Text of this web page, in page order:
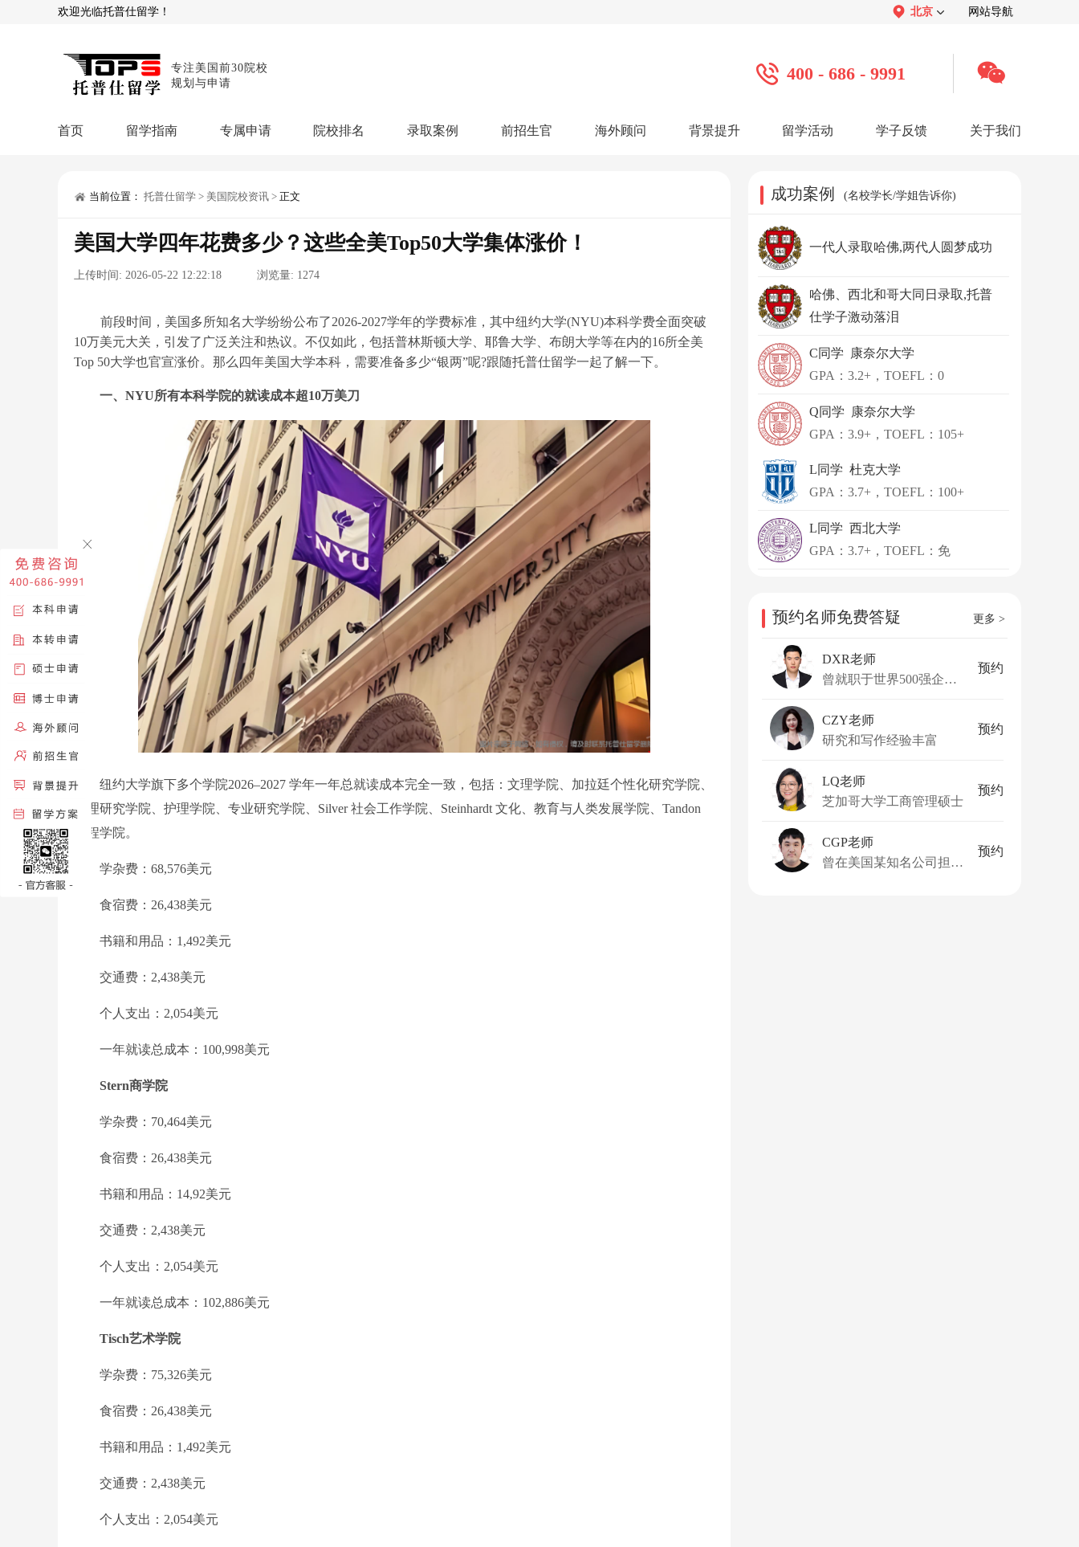
欢迎光临托普仕留学！ 北京 网站导航
专注美国前30院校
规划与申请
400 - 686 - 9991
首页 留学指南
留学攻略
留学资讯 院校资讯
专属申请
本科申请：
博士申请： 博士定制方案
混合申请： 菁英联申计划
留学工具： GPA计算器 留学评估 智能诊断
院校排名 录取案例
名校榜单： 26年Offer榜
前招生官 海外顾问 背景提升
特色项目
留学活动 学子反馈
学子心声： 感谢视频 学子访谈
关于我们
品牌介绍： 关于我们 公司活动 媒体报道
当前位置： 托普仕留学 > 美国院校资讯 > 正文
美国大学四年花费多少？这些全美Top50大学集体涨价！
上传时间: 2026-05-22 12:22:18 浏览量: 1274
前段时间，美国多所知名大学纷纷公布了2026-2027学年的学费标准，其中纽约大学(NYU)本科学费全面突破
10万美元大关，引发了广泛关注和热议。不仅如此，包括普林斯顿大学、耶鲁大学、布朗大学等在内的16所全美
Top 50大学也官宣涨价。那么四年美国大学本科，需要准备多少“银两”呢?跟随托普仕留学一起了解一下。
一、NYU所有本科学院的就读成本超10万美刀
纽约大学旗下多个学院2026–2027 学年一年总就读成本完全一致，包括：文理学院、加拉廷个性化研究学院、
文理研究学院、护理学院、专业研究学院、Silver 社会工作学院、Steinhardt 文化、教育与人类发展学院、Tandon
工程学院。
学杂费：68,576美元
食宿费：26,438美元
书籍和用品：1,492美元
交通费：2,438美元
个人支出：2,054美元
一年就读总成本：100,998美元
Stern商学院
学杂费：70,464美元
食宿费：26,438美元
书籍和用品：14,92美元
交通费：2,438美元
个人支出：2,054美元
一年就读总成本：102,886美元
Tisch艺术学院
学杂费：75,326美元
食宿费：26,438美元
书籍和用品：1,492美元
交通费：2,438美元
个人支出：2,054美元
成功案例 (名校学长/学姐告诉你)
一代人录取哈佛,两代人圆梦成功
哈佛、西北和哥大同日录取,托普
仕学子激动落泪
C同学 康奈尔大学
GPA：3.2+，TOEFL：0
Q同学 康奈尔大学
GPA：3.9+，TOEFL：105+
L同学 杜克大学
GPA：3.7+，TOEFL：100+
L同学 西北大学
GPA：3.7+，TOEFL：免
预约名师免费答疑 更多 >
DXR老师
曾就职于世界500强企业，熟悉计算机行业从全栈开发到AI算法等各个岗位
预约
CZY老师
研究和写作经验丰富
预约
LQ老师
芝加哥大学工商管理硕士
预约
CGP老师
曾在美国某知名公司担任全栈工程师
预约